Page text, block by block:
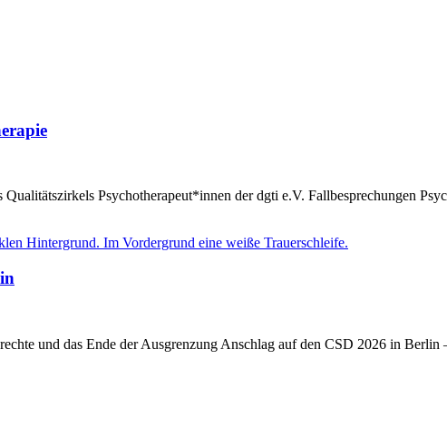
Psychotherapeut*innen der dgti e.V. Fallbesprechungen
und das Ende der Ausgrenzung Anschlag auf den CSD 2026 in Berlin